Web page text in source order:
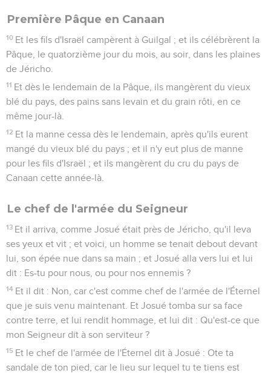
Première Pâque en Canaan
10 Et les fils d'Israël campèrent à Guilgal ; et ils célébrèrent la
Pâque, le quatorzième jour du mois, au soir, dans les plaines
de Jéricho.
11 Et dès le lendemain de la Pâque, ils mangèrent du vieux
blé du pays, des pains sans levain et du grain rôti, en ce
même jour-là.
12 Et la manne cessa dès le lendemain, après qu'ils eurent
mangé du vieux blé du pays ; et il n'y eut plus de manne
pour les fils d'Israël ; et ils mangèrent du cru du pays de
Canaan cette année-là.
Le chef de l'armée du Seigneur
13 Et il arriva, comme Josué était près de Jéricho, qu'il leva
ses yeux et vit ; et voici, un homme se tenait debout devant
lui, son épée nue dans sa main ; et Josué alla vers lui et lui
dit : Es-tu pour nous, ou pour nos ennemis ?
14 Et il dit : Non, car c'est comme chef de l'armée de l'Éternel
que je suis venu maintenant. Et Josué tomba sur sa face
contre terre, et lui rendit hommage, et lui dit : Qu'est-ce que
mon Seigneur dit à son serviteur ?
15 Et le chef de l'armée de l'Éternel dit à Josué : Ote ta
sandale de ton pied, car le lieu sur lequel tu te tiens est